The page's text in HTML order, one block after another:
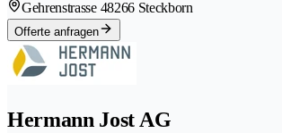
Gehrenstrasse 48266 Steckborn
Offerte anfragen
Hermann Jost AG